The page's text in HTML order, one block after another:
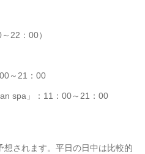
22：00）
～21：00
spa」：11：00～21：00
されます。平日の日中は比較的